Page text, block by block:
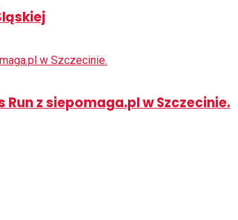
z siepomaga.pl w Szczecinie.